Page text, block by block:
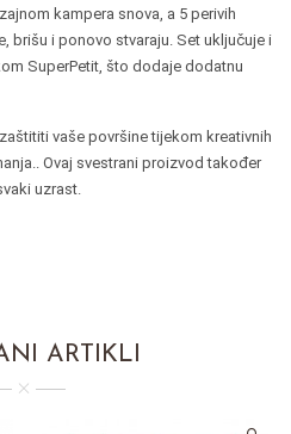
kampera snova, a 5 perivih
brišu i ponovo stvaraju. Set uključuje i
SuperPetit, što dodaje dodatnu
vaše površine tijekom kreativnih
Ovaj svestrani proizvod također
uzrast.
ARTIKLI